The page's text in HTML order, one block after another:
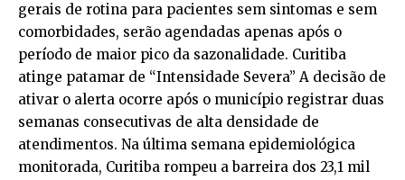
gerais de rotina para pacientes sem sintomas e sem
comorbidades, serão agendadas apenas após o
período de maior pico da sazonalidade. Curitiba
atinge patamar de “Intensidade Severa” A decisão de
ativar o alerta ocorre após o município registrar duas
semanas consecutivas de alta densidade de
atendimentos. Na última semana epidemiológica
monitorada, Curitiba rompeu a barreira dos 23,1 mil